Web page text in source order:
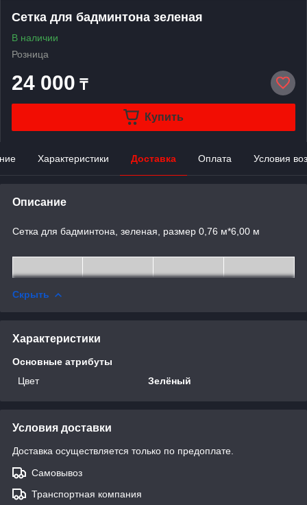
Сетка для бадминтона зеленая
В наличии
Розница
24 000 ₸
Купить
Характеристики Доставка Оплата Условия
Описание
Сетка для бадминтона, зеленая, размер 0,76 м*6,00 м
Скрыть
Характеристики
Основные атрибуты
Цвет
Зелёный
Условия доставки
Доставка осуществляется только по предоплате.
Самовывоз
Транспортная компания